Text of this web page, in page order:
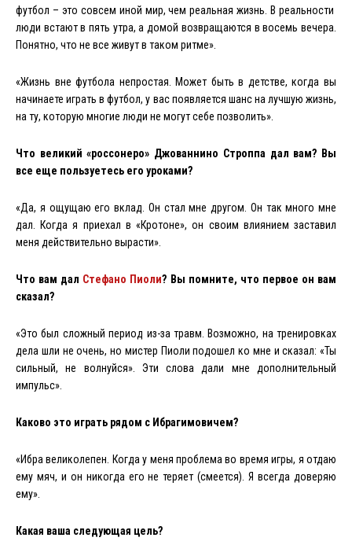
футбол – это совсем иной мир, чем реальная жизнь. В реальности
люди встают в пять утра, а домой возвращаются в восемь вечера.
Понятно, что не все живутв таком ритме».
«Жизнь вне футбола непростая. Может быть в детстве, когда вы
начинаете играть в футбол, у вас появляется шанс на лучшую жизнь,
на ту, которую многие люди не могут себе позволить».
Что великий «россонеро» Джованнино Строппа дал вам? Вы
все еще пользуетесь его уроками?
«Да, я ощущаю его вклад. Он стал мне другом Он так много мне
дал. Когда я приехал в «Кротоне», он своим влиянием заставил
меня действительно вырасти».
Что вам дал Стефано Пиоли? Вы помните, что первое он вам
сказал?
«Это был сложный период из-за травм
Возможно, на тренировках
дела шли не очень, но мистер Пиоли подошел ко мне и сказал: «Ты
сильный, не волнуйся». Эти слова дали мне дополнительный
импульс».
Каково это играть рядом с Ибрагимовичем?
«Ибра великолепен. Когда у меня проблема во время игры, я отдаю
ему мяч, и он никогда его не теряет (смеется). Я всегда доверяю
ему».
Какая ваша следующая цель?